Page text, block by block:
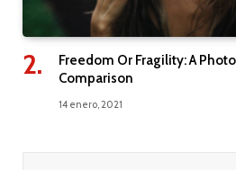
Freedom Or Fragility: A
Comparison
14 enero, 2021